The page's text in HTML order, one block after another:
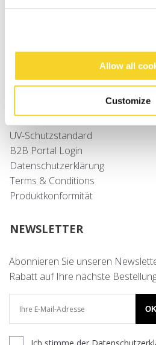
Allow all
Customize
Versand
Retouren
Häufig gestellte Fragen
Kontakt
UV-Schutzstandard
B2B Portal Login
Datenschutzerklärung
Terms & Conditions
Produktkonformität
NEWSLETTER
Abonnieren Sie unseren
Rabatt auf Ihre nächste
OK